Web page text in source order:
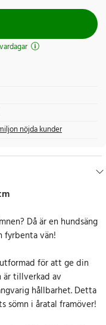
nöjda kunder
Då är en hundsäng
fyrbenta vän!
för att ge din
är tillverkad av
hållbarhet. Detta
sömn i åratal framöver!